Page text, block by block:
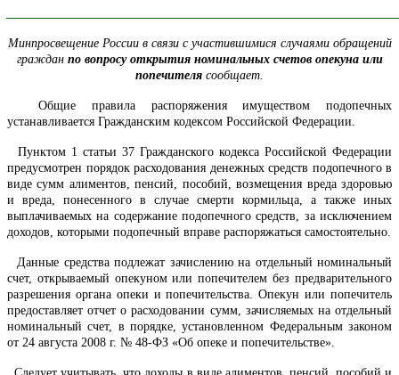
Минпросвещение России в связи с участившимися случаями обращений
граждан по вопросу открытия номинальных счетов опекуна или
попечителя сообщает.
Общие правила распоряжения имуществом подопечных
устанавливается Гражданским кодексом Российской Федерации.
Пунктом 1 статьи 37 Гражданского кодекса Российской Федерации
предусмотрен порядок расходования денежных средств подопечного в
виде сумм алиментов, пенсий, пособий, возмещения вреда здоровью
и вреда, понесенного в случае смерти кормильца, а также иных
выплачиваемых на содержание подопечного средств, за исключением
доходов, которыми подопечный вправе распоряжаться самостоятельно.
Данные средства подлежат зачислению на отдельный номинальный
счет, открываемый опекуном или попечителем без предварительного
разрешения органа опеки и попечительства. Опекун или попечитель
предоставляет отчет о расходовании сумм, зачисляемых на отдельный
номинальный счет, в порядке, установленном Федеральным законом
от 24 августа 2008 г. № 48-ФЗ «Об опеке и попечительстве».